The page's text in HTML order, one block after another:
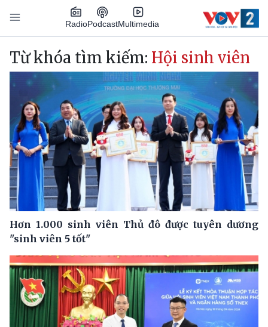
Nhảy đến nội dung
RadioPodcastMultimedia
Main navigation
Từ khóa tìm kiếm: Hội sinh viên
Hơn 1.000 sinh viên Thủ đô được tuyên dương
"sinh viên 5 tốt"